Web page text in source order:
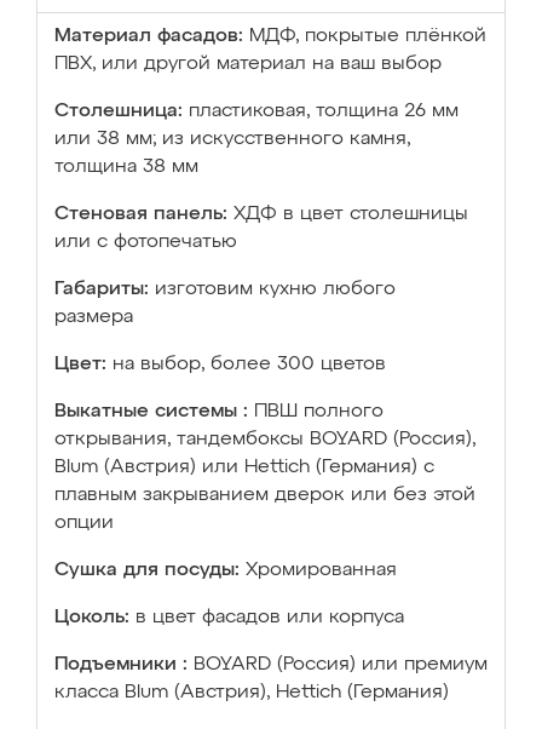
Материал фасадов: МДФ, покрытые плёнкой
ПВХ, или другой материал на ваш выбор
Столешница: пластиковая, толщина 26 мм
или 38 мм; из искусственного камня,
толщина 38 мм
Стеновая панель: ХДФ в цвет столешницы
или с фотопечатью
Габариты: изготовим кухню любого
размера
Цвет: на выбор, более 300 цветов
Выкатные системы :
ПВШ полного
открывания, тандембоксы BOYARD (Россия),
Blum (Австрия) или Hettich (Германия) с
плавным закрыванием дверок или без этой
опции
Сушка для посуды: Хромированная
Цоколь: в цвет фасадов или корпуса
Подъемники : BOYARD (Россия) или премиум
класса Blum (Австрия), Hettich (Германия)